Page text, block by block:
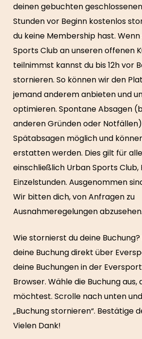
deinen gebuchten
Stunden vor Beginn kostenlos
du keine Membership hast.
Sports Club an unseren offenen
teilnimmst kannst du bis 12h vor
stornieren. So können wir den
jemand anderem anbieten und
optimieren. Spontane Absagen
anderen Gründen oder
Spätabsagen möglich und
erstatten werden. Dies gilt für
einschließlich Urban Sports Club,
Einzelstunden. Ausgenommen
Wir bitten dich, von Anfragen zu
Ausnahmeregelungen abzusehen.
Wie stornierst du deine
deine Buchung direkt über
deine Buchungen in der
Browser. Wähle die Buchung
möchtest. Scrolle nach unten
„Buchung stornieren“. Bestätige
Vielen Dank!